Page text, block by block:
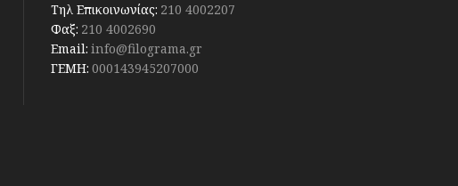
Τηλ Επικοινωνίας: 210 4002207
Φαξ: 210 4002690
Email: info@filograma.gr
ΓΕΜΗ: 000143945207000